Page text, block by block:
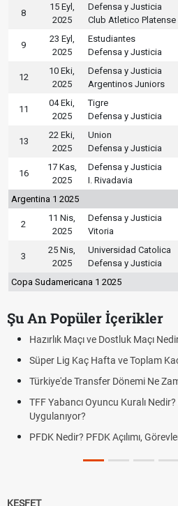
8
15 Eyl,
2025
Defensa y Justicia
Club Atletico Platense
9
23 Eyl,
2025
Estudiantes
Defensa y Justicia
12
10 Eki,
2025
Defensa y Justicia
Argentinos Juniors
11
04 Eki,
2025
Tigre
Defensa y Justicia
13
22 Eki,
2025
Union
Defensa y Justicia
16
17 Kas,
2025
Defensa y Justicia
I. Rivadavia
Argentina 1 2025
2
11 Nis,
2025
Defensa y Justicia
Vitoria
3
25 Nis,
2025
Universidad Catolica
Defensa y Justicia
Copa Sudamericana 1 2025
Şu An Popüler İçerikler
Nedir? Resmî Maçlardan Farkları
Kaç Maç Oynanır?
Zaman Başlıyor ve Bitiyor?
Güncel Sezonda Nasıl
ve Karar Süreci